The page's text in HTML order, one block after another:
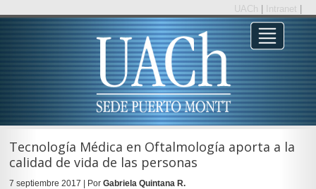
UACh Intranet
Tecnología Médica en Oftalmología aporta a la
calidad de vida de las personas
7 septiembre 2017 | Por Gabriela Quintana R.